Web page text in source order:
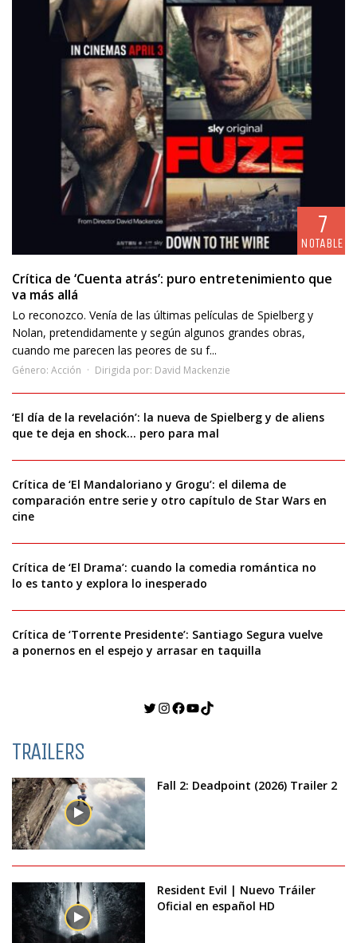
7
NOTABLE
Crítica de ‘Cuenta atrás’: puro entretenimiento que
va más allá
Lo reconozco. Venía de las últimas películas de Spielberg y
Nolan, pretendidamente y según algunos grandes obras,
cuando me parecen las peores de su f...
Género: Acción Dirigida por: David Mackenzie
‘El día de la revelación’: la nueva de Spielberg y de aliens
que te deja en shock… pero para mal
Crítica de ‘El Mandaloriano y Grogu’: el dilema de
comparación entre serie y otro capítulo de Star Wars en
cine
Crítica de ‘El Drama’: cuando la comedia romántica no
lo es tanto y explora lo inesperado
Crítica de ‘Torrente Presidente’: Santiago Segura vuelve
a ponernos en el espejo y arrasar en taquilla
Twitter
Instagram
Facebook
YouTube
TikTok
TRAILERS
Fall 2: Deadpoint (2026) Trailer 2
Resident Evil | Nuevo Tráiler
Oficial en español HD